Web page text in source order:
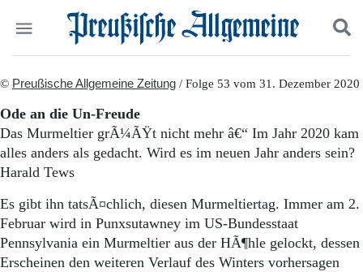
Politik
Panorama
Gesellschaft
Ostpreußen
Pommern
Berlin-Brandenburg
Schlesien
Suchen und finden
© Preußische Allgemeine Zeitung / Folge 53 vom 31. Dezember 2020
Ode an die Un-Freude
Das Murmeltier grÃ¼ÃŸt nicht mehr â€“ Im Jahr 2020 kam
alles anders als gedacht. Wird es im neuen Jahr anders sein?
Harald Tews
Es gibt ihn tatsÃ¤chlich, diesen Murmeltiertag. Immer am 2.
Februar wird in Punxsutawney im US-Bundesstaat
Pennsylvania ein Murmeltier aus der HÃ¶hle gelockt, dessen
Erscheinen den weiteren Verlauf des Winters vorhersagen